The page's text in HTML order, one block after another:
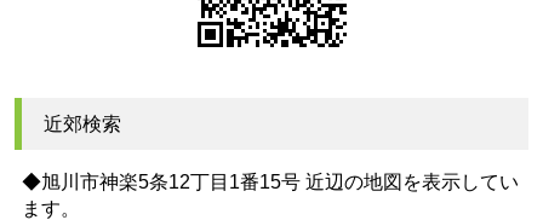
近郊検索
◆旭川市神楽5条12丁目1番15号 近辺の地図を表示してい
ます。